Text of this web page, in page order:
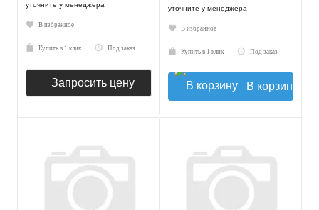
уточните у менеджера
В избранное
Купить в 1 клик Под заказ
Запросить цену
уточните у менеджера
В избранное
Купить в 1 клик Под заказ
В корзину